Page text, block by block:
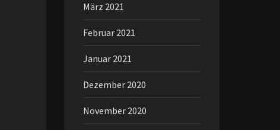
März 2021
Februar 2021
Januar 2021
Dezember 2020
November 2020